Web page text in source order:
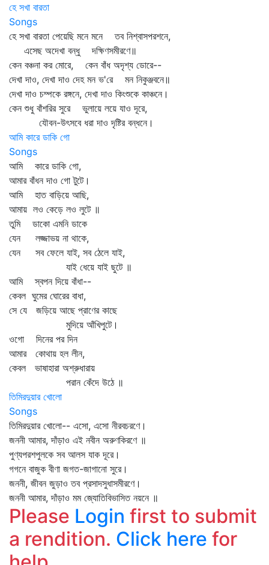
হে সখা বারতা
Songs
হে সখা বারতা পেয়েছি মনে মনে তব নিশ্বাসপরশনে,
এসেছ অদেখা বন্ধু দক্ষিণসমীরণে॥
কেন বঞ্চনা কর মোরে, কেন বাঁধ অদৃশ্য ডোরে--
দেখা দাও, দেখা দাও দেহ মন ভ'রে মন নিকুঞ্জবনে॥
দেখা দাও চম্পকে রঙ্গনে, দেখা দাও কিংশুকে কাঞ্চনে।
কেন শুধু বাঁশরির সুরে ভুলায়ে লয়ে যাও দূরে,
যৌবন-উৎসবে ধরা দাও দৃষ্টির বন্ধনে।
আমি কারে ডাকি গো
Songs
আমি কারে ডাকি গো,
আমার বাঁধন দাও গো টুটে।
আমি হাত বাড়িয়ে আছি,
আমায় লও কেড়ে লও লুটে ॥
তুমি ডাকো এমনি ডাকে
যেন লজ্জাভয় না থাকে,
যেন সব ফেলে যাই, সব ঠেলে যাই,
যাই ধেয়ে যাই ছুটে ॥
আমি স্বপন দিয়ে বাঁধা--
কেবল ঘুমের ঘোরের বাধা,
সে যে জড়িয়ে আছে প্রাণের কাছে
মুদিয়ে আঁখিপুটে।
ওগো দিনের পর দিন
আমার কোথায় হল লীন,
কেবল ভাষাহারা অশ্রুধারায়
পরান কেঁদে উঠে ॥
তিমিরদুয়ার খোলো
Songs
তিমিরদুয়ার খোলো-- এসো, এসো নীরবচরণে।
জননী আমার, দাঁড়াও এই নবীন অরুণকিরণে ॥
পুণ্যপরশপুলকে সব আলস যাক দূরে।
গগনে বাজুক বীণা জগত-জাগানো সুরে।
জননী, জীবন জুড়াও তব প্রসাদসুধাসমীরণে।
জননী আমার, দাঁড়াও মম জ্যোতিবিভাসিত নয়নে ॥
Please Login first to submit
a rendition. Click here for